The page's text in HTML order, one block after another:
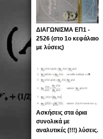
ΔΙΑΓΩΝΙΣΜΑ ΕΠ1 -
2526 (στο 1ο κεφάλαιο
με λύσεις)
Ασκήσεις στα όρια
συνολικά με
αναλυτικές (!!!) λύσεις.